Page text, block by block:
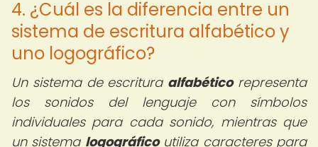
4. ¿Cuál es la diferencia entre un
sistema de escritura alfabético y
uno logográfico?
Un sistema de escritura alfabéticorepresenta
los sonidos del lenguaje con símbolos
individuales para cada sonido, mientras que
un sistema logográficoutiliza caracteres para